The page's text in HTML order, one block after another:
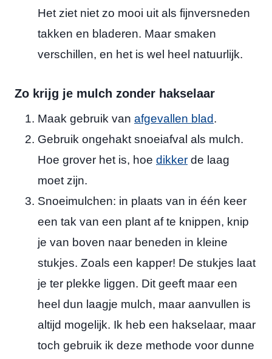
Het ziet niet zo mooi uit als fijnversneden
takken en bladeren. Maar smaken
verschillen, en het is wel heel natuurlijk.
Zo krijg je mulch zonder hakselaar
Maak gebruik van afgevallen blad.
Gebruik ongehakt snoeiafval als mulch.
Hoe grover het is, hoe dikker de laag
moet zijn.
Snoeimulchen: in plaats van in één keer
een tak van een plant af te knippen, knip
je van boven naar beneden in kleine
stukjes. Zoals een kapper! De stukjes laat
je ter plekke liggen. Dit geeft maar een
heel dun laagje mulch, maar aanvullen is
altijd mogelijk. Ik heb een hakselaar, maar
toch gebruik ik deze methode voor dunne